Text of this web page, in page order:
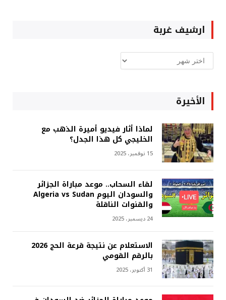
ارشيف غربة
ارشيف
غربة
الأخيرة
لماذا أثار فيديو أميرة الذهب مع
الخليجي كل هذا الجدل؟
15 نوفمبر، 2025
لقاء السحاب.. موعد مباراة الجزائر
والسودان اليوم Algeria vs Sudan
والقنوات الناقلة
24 ديسمبر، 2025
الاستعلام عن نتيجة قرعة الحج 2026
بالرقم القومي
31 أكتوبر، 2025